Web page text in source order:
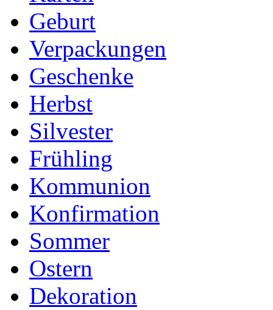
Geburt
Verpackungen
Geschenke
Herbst
Silvester
Frühling
Kommunion
Konfirmation
Sommer
Ostern
Dekoration